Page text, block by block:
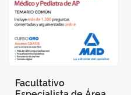
Facultativo